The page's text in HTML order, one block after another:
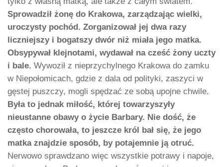
Sprowadził żonę do Krakowa, zarządzając wielki,
uroczysty pochód. Zorganizował jej dwa razy
liczniejszy i bogatszy dwór niż miała jego matka.
Obsypywał klejnotami, wydawał na cześć żony uczty
i bale. Wywoził z nieprzychylnego Krakowa do zamku
w Niepołomicach, gdzie z dala od polityki, zaszyci w
gęstej puszczy, mogli spędzać ze sobą upojne chwile.
Była to jednak miłość, której towarzyszyły
nieustanne obawy o życie Barbary. Nie dość, że
często chorowała, to jeszcze król bał się, że jego
matka znajdzie sposób, by potajemnie ją otruć.
Nerwowo sprawdzano więc wszystkie potrawy i napoje,